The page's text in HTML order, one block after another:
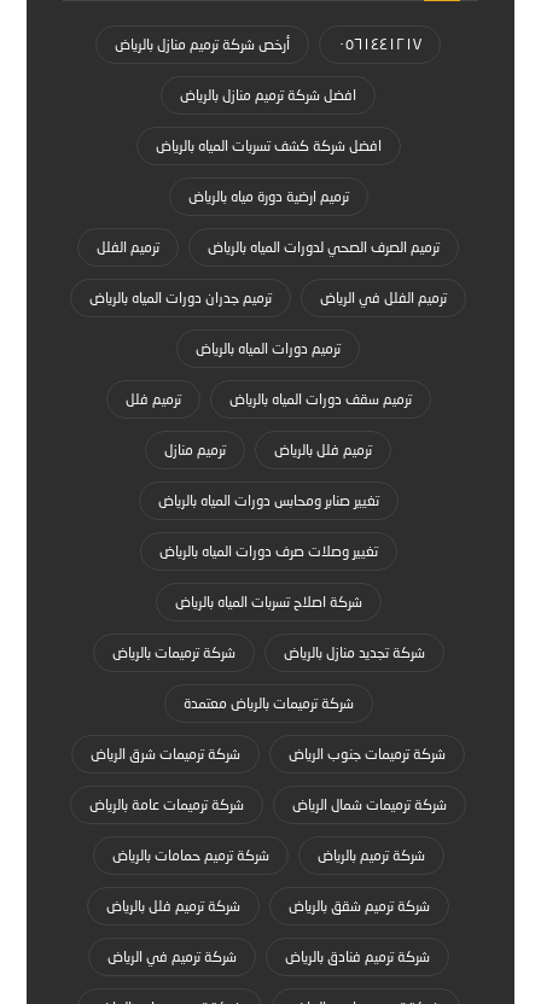
٠٥٦١٤٤١٢١٧ أرخص شركة ترميم منازل بالرياض
افضل شركة ترميم منازل بالرياض
افضل شركة كشف تسربات المياه بالرياض
ترميم ارضية دورة مياه بالرياض
ترميم الصرف الصحي لدورات المياه بالرياض ترميم الفلل
ترميم الفلل في الرياض ترميم جدران دورات المياه بالرياض
ترميم دورات المياه بالرياض
ترميم سقف دورات المياه بالرياض ترميم فلل
ترميم فلل بالرياض ترميم منازل
تغيير صنابر ومحابس دورات المياه بالرياض
تغيير وصلات صرف دورات المياه بالرياض
شركة اصلاح تسربات المياه بالرياض
شركة تجديد منازل بالرياض شركة ترميمات بالرياض
شركة ترميمات بالرياض معتمدة
شركة ترميمات جنوب الرياض شركة ترميمات شرق الرياض
شركة ترميمات شمال الرياض شركة ترميمات عامة بالرياض
شركة ترميم بالرياض شركة ترميم حمامات بالرياض
شركة ترميم شقق بالرياض شركة ترميم فلل بالرياض
شركة ترميم فنادق بالرياض شركة ترميم في الرياض